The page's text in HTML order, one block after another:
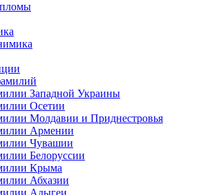
Западной Украины
Осетии
Молдавии и Приднестровья
Армении
Чувашии
Белоруссии
Крыма
Абхазии